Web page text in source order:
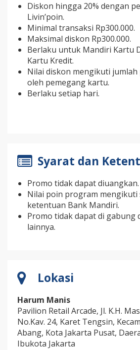
Diskon hingga 20% dengan
Livin’poin.
Minimal transaksi Rp300.000.
Maksimal diskon Rp300.000.
Berlaku untuk Mandiri Kartu
Kartu Kredit.
Nilai diskon mengikuti
oleh pemegang kartu.
Berlaku setiap hari.
Syarat dan
Promo tidak dapat diuangkan.
Nilai poin program mengikuti
ketentuan Bank Mandiri.
Promo tidak dapat di gabung
lainnya.
Lokasi
Harum Manis
Pavilion Retail Arcade, Jl. K.H.
No.Kav. 24, Karet Tengsin,
Abang, Kota Jakarta Pusat,
Ibukota Jakarta